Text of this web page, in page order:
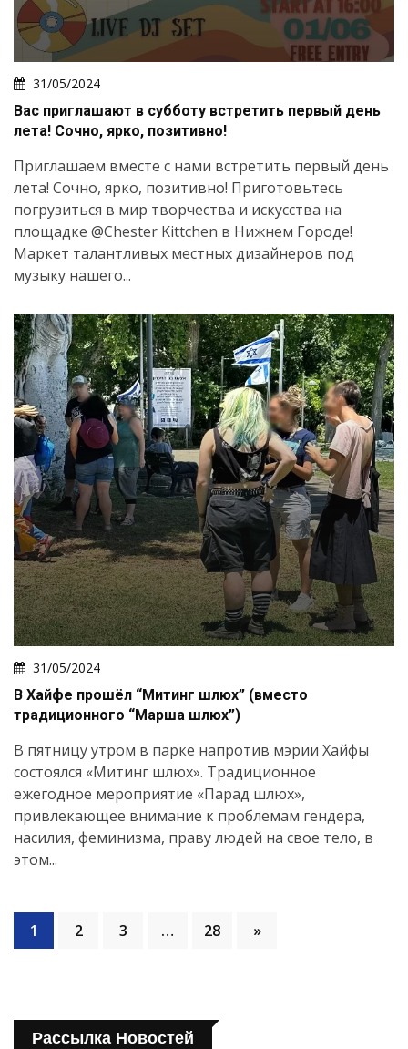
Искать
31/05/2024
Вас приглашают в субботу встретить первый день
лета! Сочно, ярко, позитивно!
Приглашаем вместе с нами встретить первый день
лета! Сочно, ярко, позитивно! Приготовьтесь
погрузиться в мир творчества и искусства на
площадке @Chester Kittchen в Нижнем Городе!
Маркет талантливых местных дизайнеров под
музыку нашего...
31/05/2024
В Хайфе прошёл “Митинг шлюх” (вместо
традиционного “Марша шлюх”)
В пятницу утром в парке напротив мэрии Хайфы
состоялся «Митинг шлюх». Традиционное
ежегодное мероприятие «Парад шлюх»,
привлекающее внимание к проблемам гендера,
насилия, феминизма, праву людей на свое тело, в
этом...
1 2 3 … 28 »
Рассылка Новостей